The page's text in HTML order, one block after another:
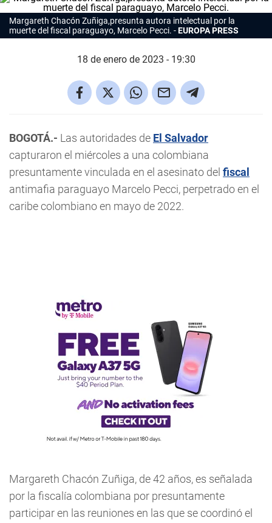
Margareth Chacón Zuñiga,presunta autora intelectual por la
muerte del fiscal paraguayo, Marcelo Pecci.
EUROPA PRESS
18 de enero de 2023 - 19:30
BOGOTÁ.- Las autoridades de El Salvador
capturaron el miércoles a una colombiana
presuntamente vinculada en el asesinato del fiscal
antimafia paraguayo Marcelo Pecci, perpetrado en el
caribe colombiano en mayo de 2022.
Margareth Chacón Zuñiga, de 42 años, es señalada
por la fiscalía colombiana por presuntamente
participar en las reuniones en las que se coordinó el